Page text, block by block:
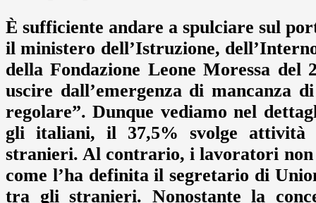
È sufficiente andare a spulciare sul
il ministero dell’Istruzione,
della Fondazione Leone Moressa del
uscire dall’emergenza di mancanza
regolare”. Dunque vediamo nel
gli italiani, il 37,5% svolge attività
stranieri. Al contrario, i lavoratori non
come l’ha definita il segretario di
tra gli stranieri. Nonostante la